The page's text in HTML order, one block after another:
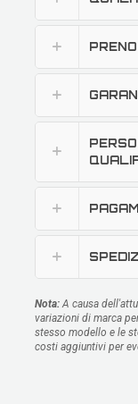
Nota: A causa
variazioni di marca
stesso modello e le
costi aggiuntivi per